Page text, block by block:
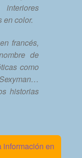
interiores
en color.
francés,
de
como
historias
información en